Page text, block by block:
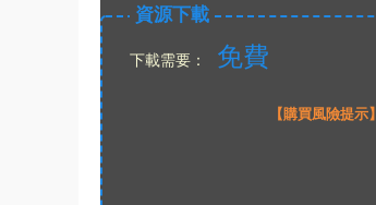
資源下載
下載需要： 免費
【購買風險提示】